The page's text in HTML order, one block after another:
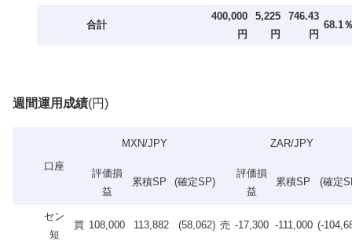
合計
400,000
円
5,225
円
746.43
円
68.1
週間運用成績(円)
口座
MXN/JPY ZAR/JPY
評価損
益
累積SP (確定SP)
評価損
益
累積SP (確定
セン
短
買 108,000 113,882 (58,062) 売 -17,300 -111,000 (-